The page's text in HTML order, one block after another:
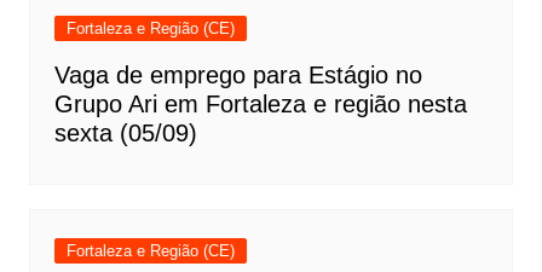
Fortaleza e Região (CE)
Vaga de emprego para Estágio no
Grupo Ari em Fortaleza e região nesta
sexta (05/09)
Fortaleza e Região (CE)